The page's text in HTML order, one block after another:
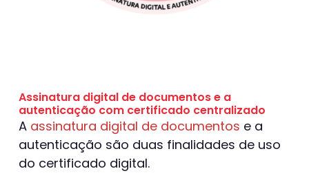
Assinatura digital de documentos e a
autenticação com certificado centralizado
A assinatura digital de documentos e a
autenticação são duas finalidades de uso
do certificado digital.